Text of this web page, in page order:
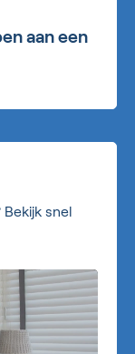
aan een
snel